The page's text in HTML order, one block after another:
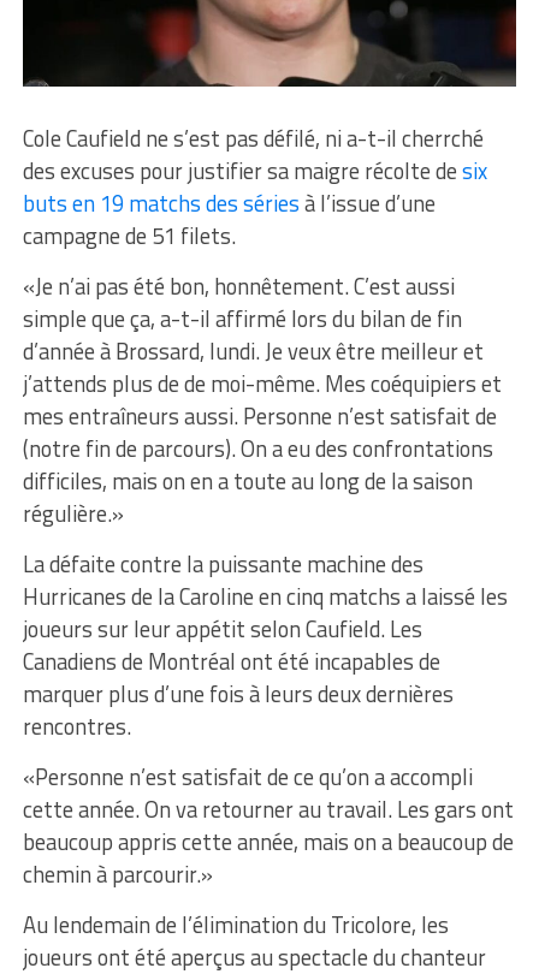
Cole Caufield ne s’est pas défilé, ni a-t-il cherrché
des excuses pour justifier sa maigre récolte desix
buts en 19 matchs des sériesà l’issue d’une
campagne de 51 filets.
«Je n’ai pas été bon, honnêtement. C’est aussi
simple que ça, a-t-il affirmé lors du bilan de fin
d’année à Brossard, lundi. Je veux être meilleur et
j’attends plus de de moi-même. Mes coéquipiers et
mes entraîneurs aussi. Personne n’est satisfait de
(notre fin de parcours). On a eu des confrontations
difficiles, mais on en a toute au long de la saison
régulière.»
La défaite contre la puissante machine des
Hurricanes de la Caroline en cinq matchs a laissé les
joueurs sur leur appétit selon Caufield. Les
Canadiens de Montréal ont été incapables de
marquer plus d’une fois à leurs deux dernières
rencontres.
«Personne n’est satisfait de ce qu’on a accompli
cette année. On va retourner au travail. Les gars ont
beaucoup appris cette année, mais on a beaucoup de
chemin à parcourir.»
Au lendemain de l’élimination du Tricolore, les
joueurs ont été aperçus au spectacle du chanteur